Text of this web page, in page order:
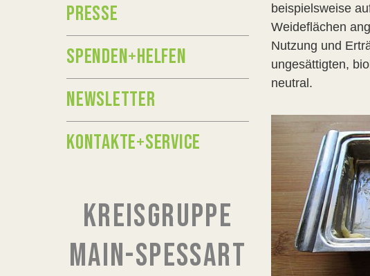
beispielsweise
Weideflächen
Nutzung und
ungesättigten,
neutral.
PRESSE
SPENDEN+HELFEN
NEWSLETTER
KONTAKTE+SERVICE
KREISGRUPPE
MAIN-SPESSART